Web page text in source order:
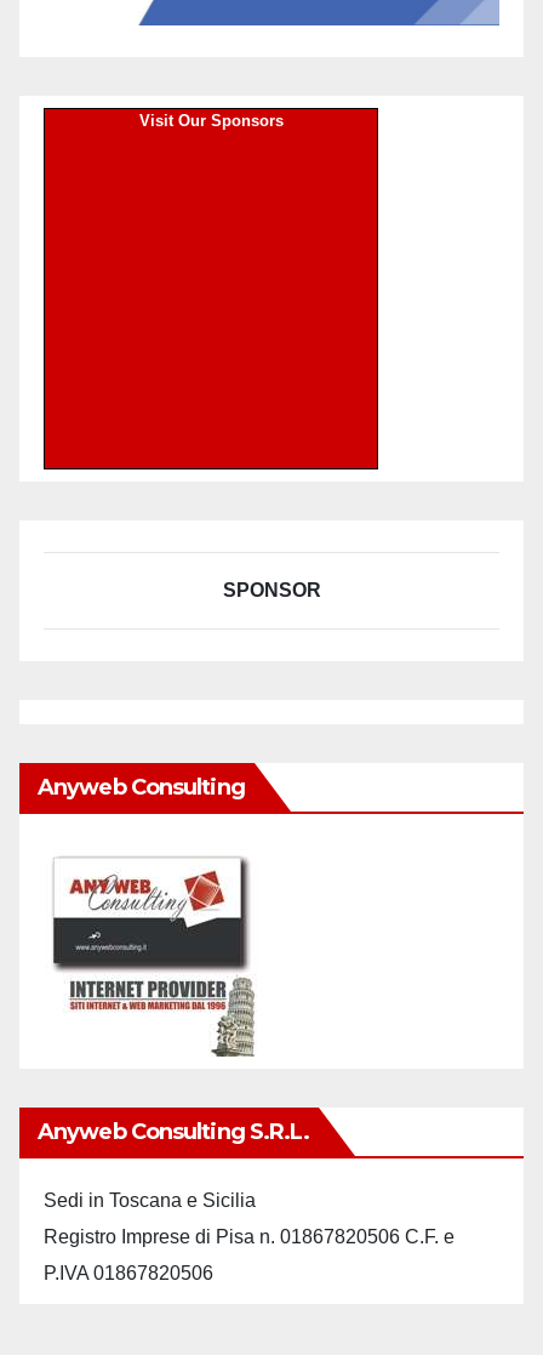
Visit Our Sponsors
SPONSOR
Anyweb Consulting
Anyweb Consulting S.r.L.
Sedi in Toscana e Sicilia
Registro Imprese di Pisa n. 01867820506 C.F. e
P.IVA 01867820506